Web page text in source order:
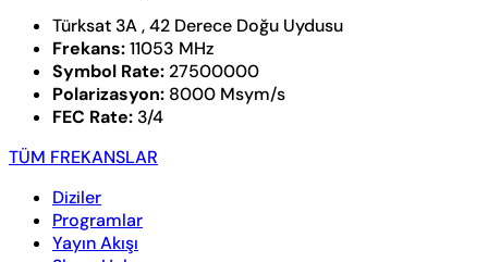
Türksat 3A , 42 Derece Doğu Uydusu
Frekans:11053 MHz
Symbol Rate: 27500000
Polarizasyon: 8000 Msym/s
FEC Rate: 3/4
TÜM FREKANSLAR
Diziler
Programlar
Yayın Akışı